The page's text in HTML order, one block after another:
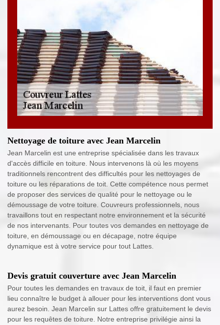
Nettoyage de toiture avec Jean Marcelin
Jean Marcelin est une entreprise spécialisée dans les travaux
d'accès difficile en toiture. Nous intervenons là où les moyens
traditionnels rencontrent des difficultés pour les nettoyages de
toiture ou les réparations de toit. Cette compétence nous permet
de proposer des services de qualité pour le nettoyage ou le
démoussage de votre toiture. Couvreurs professionnels, nous
travaillons tout en respectant notre environnement et la sécurité
de nos intervenants. Pour toutes vos demandes en nettoyage de
toiture, en démoussage ou en décapage, notre équipe
dynamique est à votre service pour tout Lattes.
Devis gratuit couverture avec Jean Marcelin
Pour toutes les demandes en travaux de toit, il faut en premier
lieu connaître le budget à allouer pour les interventions dont vous
aurez besoin. Jean Marcelin sur Lattes offre gratuitement le devis
pour les requêtes de toiture. Notre entreprise privilégie ainsi la